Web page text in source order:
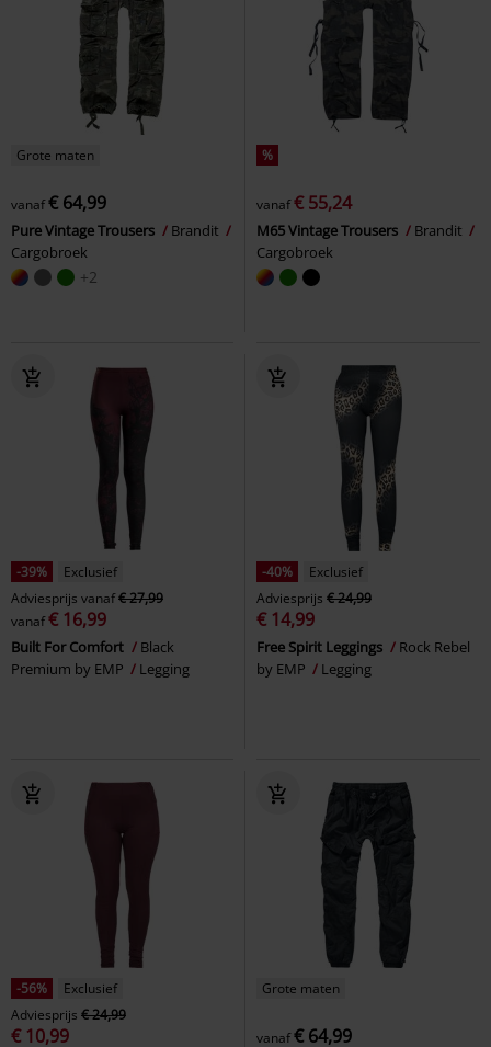
Grote maten
vanaf€ 64,99
Pure Vintage Trousers
Brandit
Cargobroek
+2
%
vanaf€ 55,24
M65 Vintage Trousers
Brandit
Cargobroek
-39%
Exclusief
Adviesprijs vanaf€ 27,99
vanaf€ 16,99
Built For Comfort
Black
Premium by EMP
Legging
-40%
Exclusief
Adviesprijs € 24,99
€ 14,99
Free Spirit Leggings
Rock Rebel
by EMP
Legging
-56%
Exclusief
Adviesprijs € 24,99
€ 10,99
Grote maten
vanaf€ 64,99